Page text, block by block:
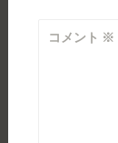
コメント ※